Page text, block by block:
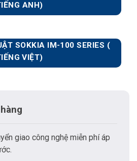
ANH)
SOKKIA IM-100 SERIES (
VIỆT)
giao công nghệ miễn phí áp